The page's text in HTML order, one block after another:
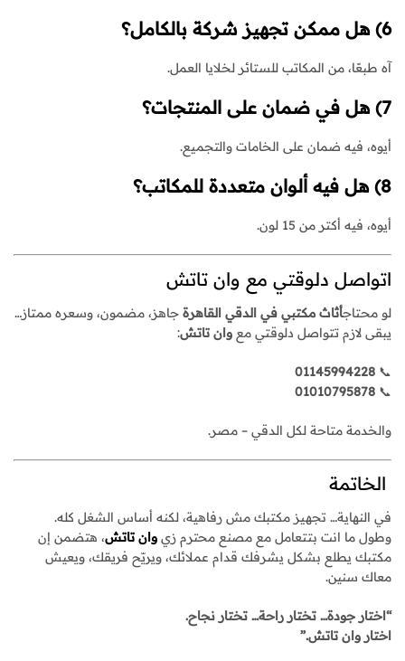
6) هل ممكن تجهيز شركة بالكامل؟
آه طبعًا، من المكاتب للستائر لخلايا العمل.
7) هل في ضمان على المنتجات؟
أيوه، فيه ضمان على الخامات والتجميع.
8) هل فيه ألوان متعددة للمكاتب؟
أيوه، فيه أكتر من 15 لون.
اتواصل دلوقتي مع وان تاتش
لو محتاجأثاث مكتبي في الدقي القاهرة جاهز، مضمون، وسعره ممتاز…
يبقى لازم تتواصل دلوقتي مع وان تاتش:
📞
01145994228
📞
01010795878
والخدمة متاحة لكل الدقي – مصر.
الخاتمة
في النهاية… تجهيز مكتبك مش رفاهية، لكنه أساس الشغل كله.
وطول ما انت بتتعامل مع مصنع محترم زي وان تاتش، هتضمن إن
مكتبك يطلع بشكل يشرفك قدام عملائك، ويريّح فريقك، ويعيش
معاك سنين.
“اختار جودة… تختار راحة… تختار نجاح.
اختار وان تاتش.”